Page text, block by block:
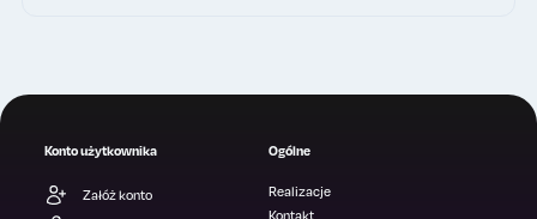
Konto użytkownika
Załóż konto
Ogólne
Realizacje
Kontakt